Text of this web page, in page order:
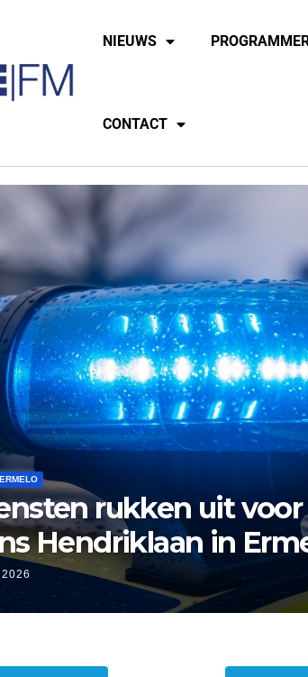
NIEUWS
CONTACT
NIEUWS HARDERWIJK
Het Pakhuis
visser